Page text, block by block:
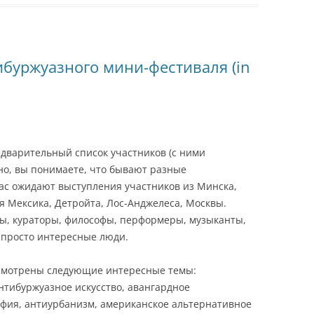
мини-фестиваля (in
список участников (с ними
вы понимаете, что бывают разные
ожидают выступления участников из Минска,
Детройта, Лос-Анджелеса, Москвы.
кураторы, философы, перформеры, музыканты,
интересные люди.
следующие интересные темы:
искусство, авангардное
антиурбанизм, американское альтернативное